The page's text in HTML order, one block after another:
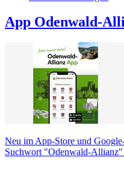
App Odenwald-
Neu im App-Store und
Suchwort "Odenwald-